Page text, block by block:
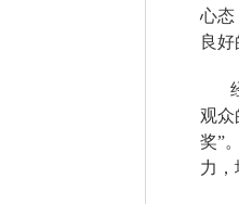
心态
良
观众
奖”
力，